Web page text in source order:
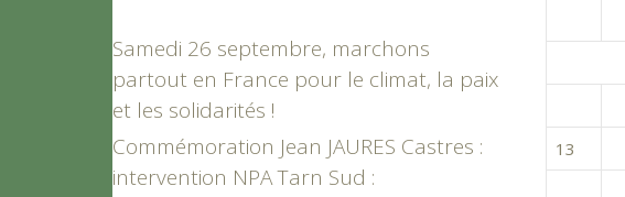
Samedi 26 septembre, marchons
partout en France pour le climat, la paix
et les solidarités !
Commémoration Jean JAURES Castres :
intervention NPA Tarn Sud :
13